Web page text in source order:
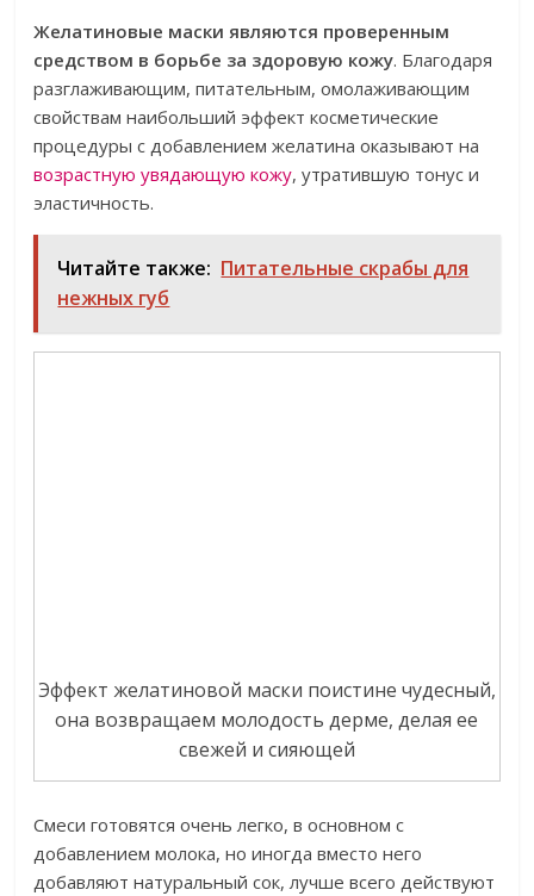
Желатиновые маски являются проверенным
средством в борьбе за здоровую кожу. Благодаря
разглаживающим, питательным, омолаживающим
свойствам наибольший эффект косметические
процедуры с добавлением желатина оказывают на
возрастную увядающую кожу, утратившую тонус и
эластичность.
Читайте также: Питательные скрабы для
нежных губ
Эффект желатиновой маски поистине чудесный,
она возвращаем молодость дерме, делая ее
свежей и сияющей
Смеси готовятся очень легко, в основном с
добавлением молока, но иногда вместо него
добавляют натуральный сок, лучше всего действуют